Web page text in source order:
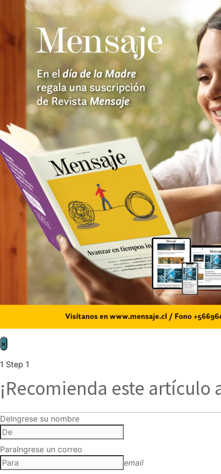
×
1 Step 1
¡Recomienda este artículo
DeIngrese su nombre
ParaIngrese un correo
email